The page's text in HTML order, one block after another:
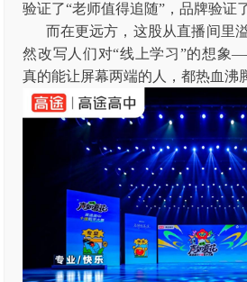
验证了“老师值得追随”，品牌验证
而在更远方，这股从直播间里
然改写人们对“线上学习”的想象
真的能让屏幕两端的人，都热血沸